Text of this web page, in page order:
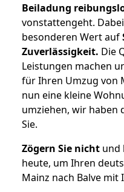
Beiladung
vonstattengeht.
besonderen Wert auf
Zuverlässigkeit. Die
Leistungen machen
für Ihren Umzug von
nun eine kleine
umziehen, wir haben
Sie.
Zögern Sie nicht und
heute, um Ihren
Mainz nach Balve mit